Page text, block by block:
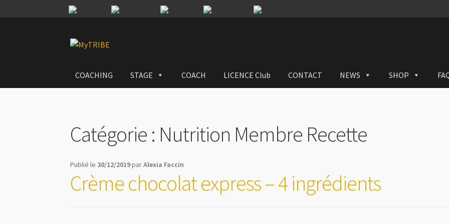
Aller
navigation
Aller
COACHING STAGE COACH LICENCE Club CONTACT NEWS SHOP
Catégorie : Nutrition Membre Recette
Publié le 30/12/2019parAlexia Faccin
Crème chocolat express – 4 ingrédients